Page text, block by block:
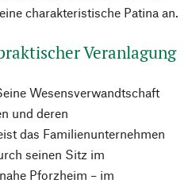
charakteristische Patina an.
Veranlagung
Wesensverwandtschaft
und deren
das Familienunternehmen
seinen Sitz im
Pforzheim – im